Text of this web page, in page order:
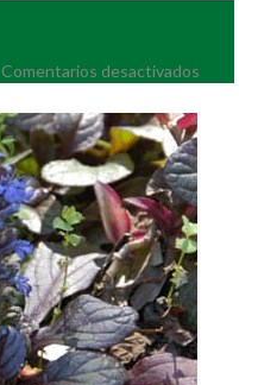
Comentarios desactivados